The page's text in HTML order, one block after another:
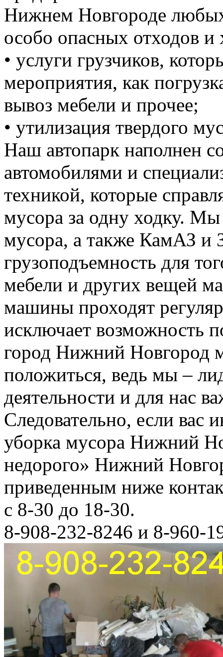
Нижнем Новгороде
особо опасных отходов и
• услуги грузчиков,
мероприятия, как
вывоз мебели и прочее;
• утилизация твердого
Наш автопарк наполнен
автомобилями и
техникой, которые
мусора за одну ходку. Мы
мусора, а также КамАЗ
грузоподъемность для
мебели и других вещей
машины проходят
исключает возможность
город Нижний Новгород
положиться, ведь мы –
деятельности и для нас
Следовательно, если вас
уборка мусора Нижний
недорого» Нижний
приведенным ниже
с 8-30 до 18-30.
8-908-232-8246 и 8-960-